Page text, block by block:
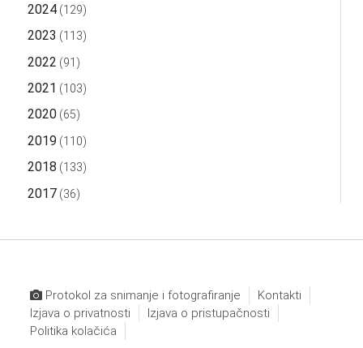
2024(129)
2023 (113)
2022 (91)
2021 (103)
2020(65)
2019 (110)
2018 (133)
2017(36)
Protokol za snimanje i fotografiranje
Kontakti
Izjava o privatnosti
Izjava o pristupačnosti
Politika kolačića